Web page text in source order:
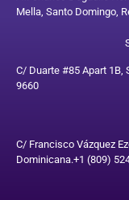
Mella, Santo Domingo,
C/ Duarte #85 Apart 1B,
9660
C/ Francisco Vázquez
Dominicana.+1 (809)